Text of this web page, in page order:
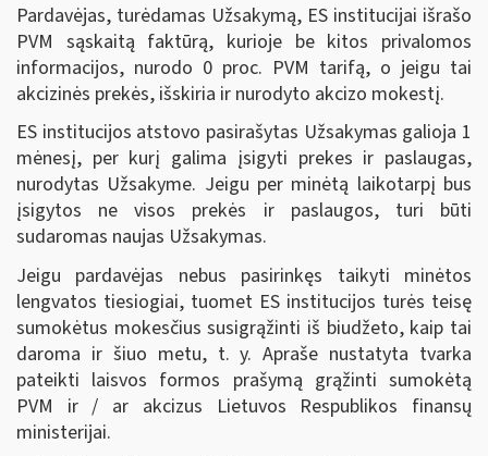
Pardavėjas, turėdamas Užsakymą, ES institucijai išrašo
PVM sąskaitą faktūrą, kurioje be kitos privalomos
informacijos, nurodo 0 proc. PVM tarifą, o jeigu tai
akcizinės prekės, išskiria ir nurodyto akcizo mokestį.
ES institucijos atstovo pasirašytas Užsakymas galioja 1
mėnesį, per kurį galima įsigyti prekes ir paslaugas,
nurodytas Užsakyme. Jeigu per minėtą laikotarpį bus
įsigytos ne visos prekės ir paslaugos, turi būti
sudaromas naujas Užsakymas.
Jeigu pardavėjas nebus pasirinkęs taikyti minėtos
lengvatos tiesiogiai, tuomet ES institucijos turės teisę
sumokėtus mokesčius susigrąžinti iš biudžeto, kaip tai
daroma ir šiuo metu, t. y. Apraše nustatyta tvarka
pateikti laisvos formos prašymą grąžinti sumokėtą
PVM ir / ar akcizus Lietuvos Respublikos finansų
ministerijai.